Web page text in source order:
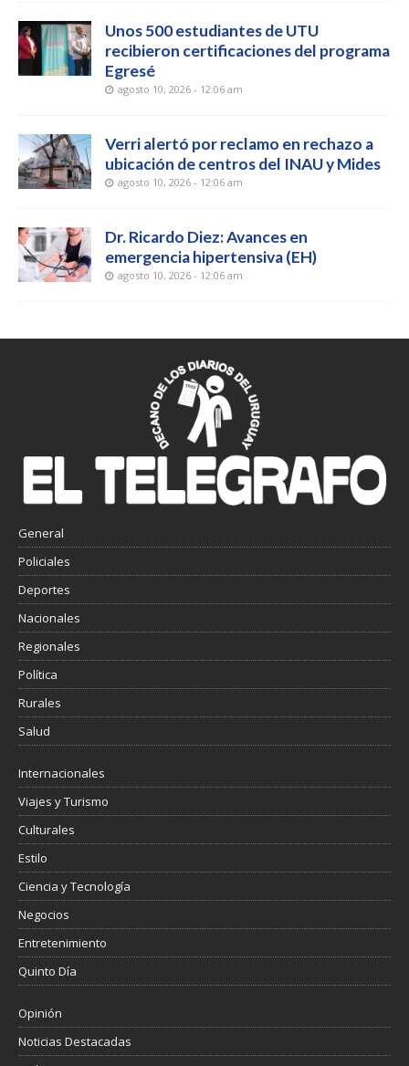
Unos 500 estudiantes de UTU
recibieron certificaciones del programa
Egresé
agosto 10, 2026 - 12:06 am
Verri alertó por reclamo en rechazo a
ubicación de centros del INAU y Mides
agosto 10, 2026 - 12:06 am
Dr. Ricardo Diez: Avances en
emergencia hipertensiva (EH)
agosto 10, 2026 - 12:06 am
General
Policiales
Deportes
Nacionales
Regionales
Política
Rurales
Salud
Internacionales
Viajes y Turismo
Culturales
Estilo
Ciencia y Tecnología
Negocios
Entretenimiento
Quinto Día
Opinión
Noticias Destacadas